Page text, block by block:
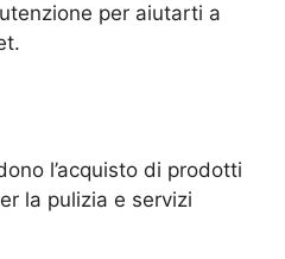
per aiutarti a
l’acquisto di prodotti
la pulizia e servizi